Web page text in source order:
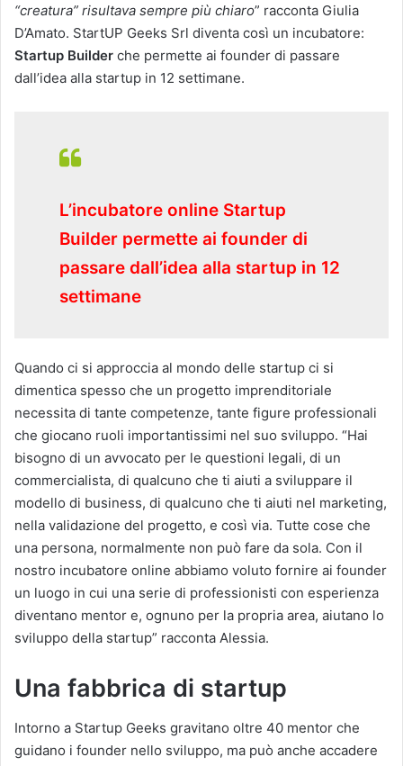
“creatura” risultava sempre più chiaro” racconta Giulia
D’Amato. StartUP Geeks Srl diventa così un incubatore:
Startup Builder che permette ai founder di passare
dall’idea alla startup in 12 settimane.
L’incubatore online Startup
Builder permette ai founder di
passare dall’idea alla startup in 12
settimane
Quando ci si approccia al mondo delle startup ci si
dimentica spesso che un progetto imprenditoriale
necessita di tante competenze, tante figure professionali
che giocano ruoli importantissimi nel suo sviluppo. “Hai
bisogno di un avvocato per le questioni legali, di un
commercialista, di qualcuno che ti aiuti a sviluppare il
modello di business, di qualcuno che ti aiuti nel marketing,
nella validazione del progetto, e così via. Tutte cose che
una persona, normalmente non può fare da sola. Con il
nostro incubatore online abbiamo voluto fornire ai founder
un luogo in cui una serie di professionisti con esperienza
diventano mentor e, ognuno per la propria area, aiutano lo
sviluppo della startup” racconta Alessia.
Una fabbrica di startup
Intorno a Startup Geeks gravitano oltre 40 mentor che
guidano i founder nello sviluppo, ma può anche accadere